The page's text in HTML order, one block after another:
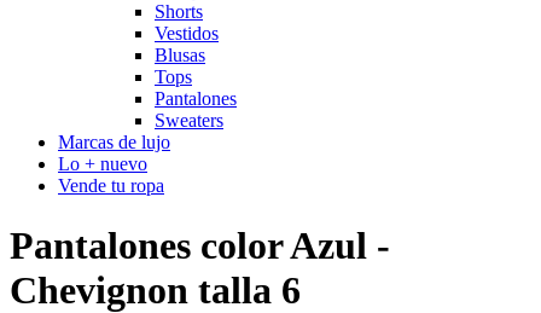
Shorts
Vestidos
Blusas
Tops
Pantalones
Sweaters
Marcas de lujo
Lo + nuevo
Vende tu ropa
Pantalones color Azul -
Chevignon talla 6